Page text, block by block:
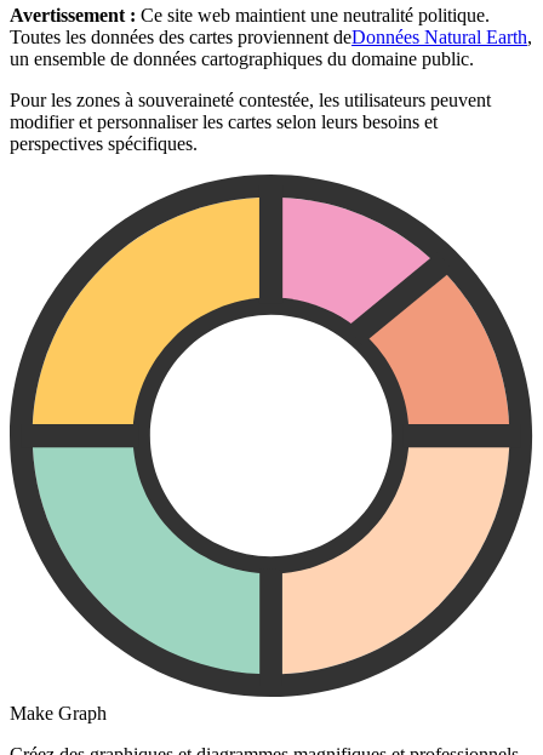
Avertissement : Ce site web maintient une neutralité politique.
Toutes les données des cartes proviennent deDonnées Natural Earth,
un ensemble de données cartographiques du domaine public.
Pour les zones à souveraineté contestée, les utilisateurs peuvent
modifier et personnaliser les cartes selon leurs besoins et
perspectives spécifiques.
Make Graph